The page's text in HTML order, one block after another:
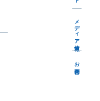
メディア情報
お問合せ